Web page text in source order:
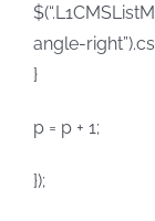
angle-
}
p = p + 1;
});